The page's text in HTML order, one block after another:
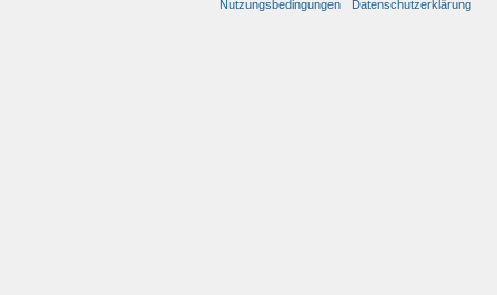
Nutzungsbedingungen Datenschutzerklärung